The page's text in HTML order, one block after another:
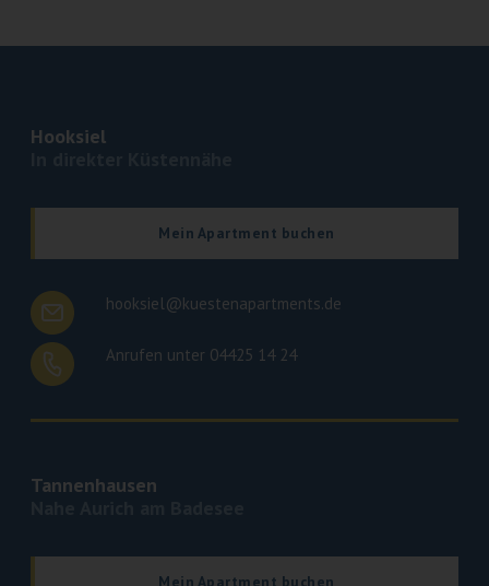
Hooksiel
Mein Apartment buchen
hooksiel@kuestenapartments.de
Anrufen unter 04425 14 24
Tannenhausen
Mein Apartment buchen